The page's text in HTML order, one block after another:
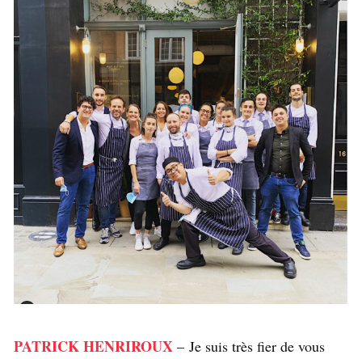
PATRICK HENRIROUX – Je suis très fier de vous